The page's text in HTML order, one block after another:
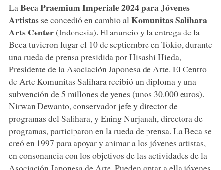
LaBeca Praemium Imperiale 2024 para Jóvenes
Artistasse concedió en cambio al Komunitas Salihara
Arts Center(Indonesia). El anuncio y la entrega de la
Beca tuvieron lugar el 10 de septiembre en Tokio, durante
una rueda de prensa presidida por Hisashi Hieda,
Presidente de la Asociación Japonesa de Arte. El Centro
de Arte Komunitas Salihara recibió un diploma y una
subvención de 5 millones de yenes (unos 30.000 euros).
Nirwan Dewanto, conservador jefe y director de
programas del Salihara, y Ening Nurjanah, directora de
programas, participaron en la rueda de prensa. La Beca se
creó en 1997 para apoyar y animar a los jóvenes artistas,
en consonancia con los objetivos de las actividades de la
Asociación Japonesa de Arte. Pueden optar a ella jóvenes